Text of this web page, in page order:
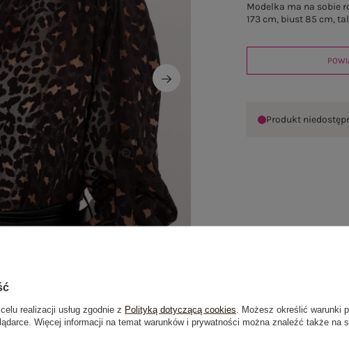
Modelka ma na sobie
173 cm, biust 85 cm,
Produkt
realizacji usług zgodnie z Polityką dotyczącą cookies . Możesz określić warunki
Więcej informacji na temat warunków i prywatności można znaleźć także na